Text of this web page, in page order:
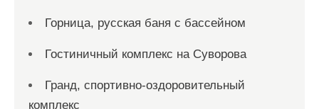
Горница, русская баня с бассейном
Гостиничный комплекс на Суворова
Гранд, спортивно-оздоровительный
комплекс